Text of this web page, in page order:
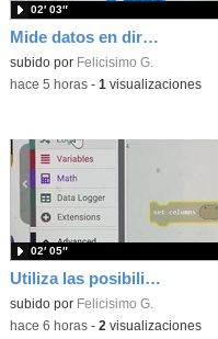
Mide datos en directo usando tu placa microbit y programando con MakeCode dos placas conectadas por radio
Contenido educativo.
subido por Felicisimo G.
02′ 03″
-hace 5 horas- 1 visualizaciones
Utiliza las posibilidades de tu microbit programando com MakeCode para medir temperatura y nivel de luz con Datalogger
Contenido educativo.
subido por Felicisimo G.
02′ 05″
-hace 6 horas- 2 visualizaciones